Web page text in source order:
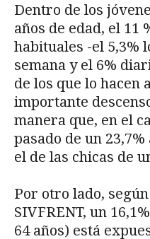
Dentro de los
años de edad, el 11
habituales -el 5,3%
semana y el 6%
de los que lo hacen
importante
manera que, en el
pasado de un 23,7%
el de las chicas de
Por otro lado,
SIVFRENT, un
64 años) está